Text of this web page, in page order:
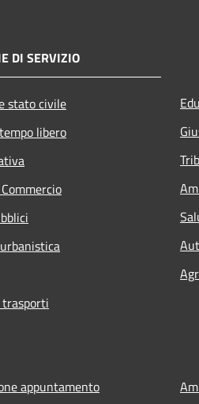
DI SERVIZIO
stato civile
libero
appuntamento